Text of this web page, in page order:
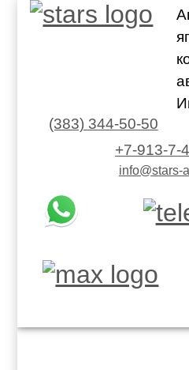
(383) 344-50-50
+7-913-7-
info@stars-